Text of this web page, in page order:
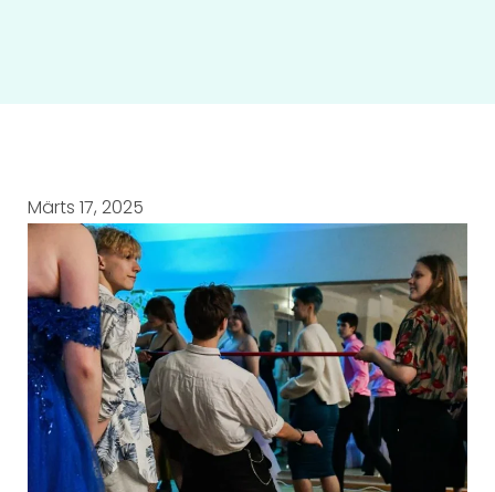
Märts 17, 2025